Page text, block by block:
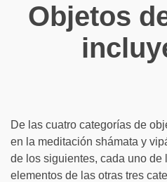
Objetos
De las cuatro categorías de
en la meditación shámata y
de los siguientes, cada uno
elementos de las otras tres